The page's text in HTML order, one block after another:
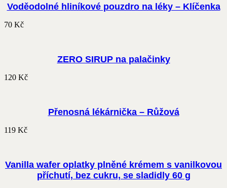
Voděodolné hliníkové pouzdro na léky – Klíčenka
70 Kč
ZERO SIRUP na palačinky
120 Kč
Přenosná lékárnička – Růžová
119 Kč
Vanilla wafer oplatky plněné krémem s vanilkovou
příchutí, bez cukru, se sladidly 60 g